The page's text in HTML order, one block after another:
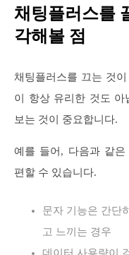
채팅플러스를
각해볼 점
채팅플러스를 끄는 것
이 항상 유리한 것도 아
보는 것이 중요합니다.
예를 들어, 다음과 같은
편할 수 있습니다.
문자 기능은 간단
고 느끼는 경우